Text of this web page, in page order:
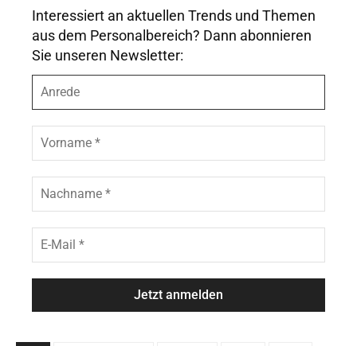
Interessiert an aktuellen Trends und Themen
aus dem Personalbereich? Dann abonnieren
Sie unseren Newsletter:
r
e
e
r
n
m
c
h
a
M
a
l